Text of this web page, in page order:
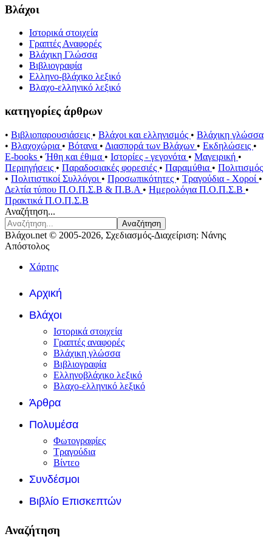
Βλάχοι
Ιστορικά στοιχεία
Γραπτές Αναφορές
Βλάχικη Γλώσσα
Βιβλιογραφία
Ελληνο-βλάχικο λεξικό
Βλαχο-ελληνικό λεξικό
κατηγορίες άρθρων
• Βιβλιοπαρουσιάσεις • Βλάχοι και ελληνισμός • Βλάχικη γλώσσα
• Βλαχοχώρια • Βότανα • Διασπορά των Βλάχων • Εκδηλώσεις •
E-books •Ήθη και έθιμα • Ιστορίες - γεγονότα • Μαγειρική •
Περιηγήσεις • Παραδοσιακές φορεσιές • Παραμύθια • Πολιτισμός
• Πολιτιστικοί Συλλόγοι • Προσωπικότητες • Τραγούδια - Χοροί •
Δελτία τύπου Π.Ο.Π.Σ.Β & Π.Β.Α • Ημερολόγια Π.Ο.Π.Σ.Β •
Πρακτικά Π.Ο.Π.Σ.Β
Αναζήτηση...
Αναζήτηση
Βλάχοι.net © 2005-2026, Σχεδιασμός-Διαχείριση: Νάνης
Απόστολος
Χάρτης
Αρχική
Βλάχοι
Ιστορικά στοιχεία
Γραπτές αναφορές
Βλάχικη γλώσσα
Βιβλιογραφία
Ελληνοβλάχικο λεξικό
Βλαχο-ελληνικό λεξικό
Άρθρα
Πολυμέσα
Φωτογραφίες
Τραγούδια
Βίντεο
Συνδέσμοι
Βιβλίο Επισκεπτών
Αναζήτηση